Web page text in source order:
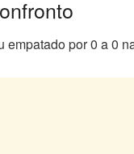
empatado por 0 a 0